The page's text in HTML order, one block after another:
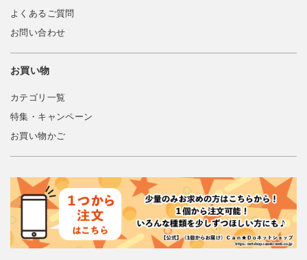
よくあるご質問
お問い合わせ
お買い物
カテゴリ一覧
特集・キャンペーン
お買い物かご